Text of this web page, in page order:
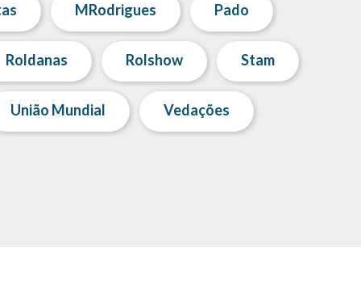
MRodrigues Pado
Roldanas Rolshow Stam
União Mundial Vedações